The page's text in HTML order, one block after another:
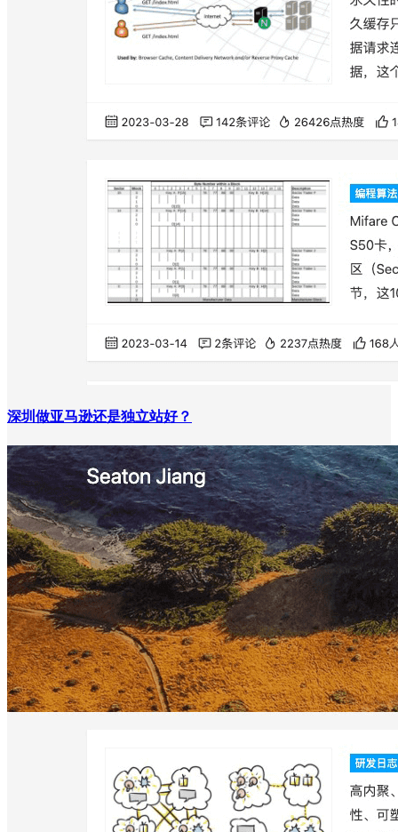
深圳做亚马逊还是独立站好？